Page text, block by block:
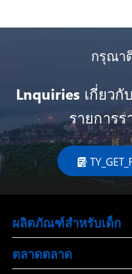
กรุณา
Lnquiries เกี่ยว
รายการร

ผลิตภัณฑ์สำหรับเด็ก
ตลาดตลาด